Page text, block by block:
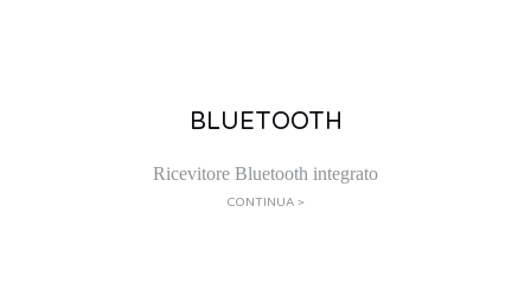
BLUETOOTH
Ricevitore Bluetooth integrato
CONTINUA >